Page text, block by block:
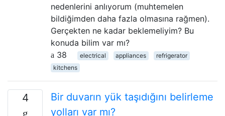
nedenlerini anlıyorum (muhtemelen
bildiğimden daha fazla olmasına rağmen).
Gerçekten ne kadar beklemeliyim? Bu
konuda bilim var mı?
38
electrical appliances
refrigerator
kitchens
4
Bir duvarın yük taşıdığını belirleme
yolları var mı?